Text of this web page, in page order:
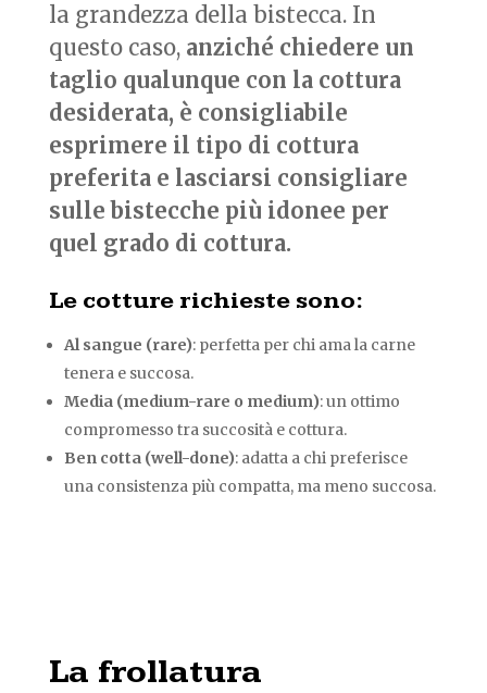
la grandezza della bistecca. In
questo caso, anziché chiedere un
taglio qualunque con la cottura
desiderata, è consigliabile
esprimere il tipo di cottura
preferita e lasciarsi consigliare
sulle bistecche più idonee per
quel grado di cottura.
Le cotture richieste sono:
Al sangue (rare): perfetta per chi ama la carne
tenera e succosa.
Media (medium-rare o medium): un ottimo
compromesso tra succosità e cottura.
Ben cotta (well-done): adatta a chi preferisce
una consistenza più compatta, ma meno succosa.
La frollatura